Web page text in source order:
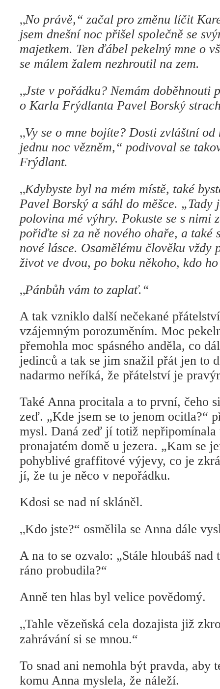
„No právě,“ začal pro změnu líčit
jsem dnešní noc přišel společně se
majetkem. Ten ďábel pekelný mne o
se málem žalem nezhroutil na zem.
„Jste v pořádku? Nemám doběhnouti
o Karla Frýdlanta Pavel Borský
„Vy se o mne bojíte? Dosti zvláštní od
jednu noc vězněm,“ podivoval se
Frýdlant.
„Kdybyste byl na mém místě, také
Pavel Borský a sáhl do měšce. „Tady
polovina mé výhry. Pokuste se s nimi
pořiďte si za ně nového ohaře, a také
nové lásce. Osamělému člověku vždy
život ve dvou, po boku někoho, kdo
„Pánbůh vám to zaplať.“
A tak vzniklo další nečekané
vzájemným porozuměním. Moc
přemohla moc spásného anděla, co
jedinců a tak se jim snažil přát jen to
nadarmo neříká, že přátelství je
Také Anna procitala a to první, čeho
zeď. „Kde jsem se to jenom ocitla?“
mysl. Daná zeď jí totiž
pronajatém domě u jezera. „Kam se
pohyblivé graffitové výjevy, co je
jí, že tu je něco v nepořádku.
Kdosi se nad ní skláněl.
„Kdo jste?“ osmělila se Anna dále
A na to se ozvalo: „Stále hloubáš nad
ráno probudila?“
Anně ten hlas byl velice povědomý.
„Tahle vězeňská cela dozajista již
zahrávání si se mnou.“
To snad ani nemohla být pravda, aby
komu Anna myslela, že náleží.